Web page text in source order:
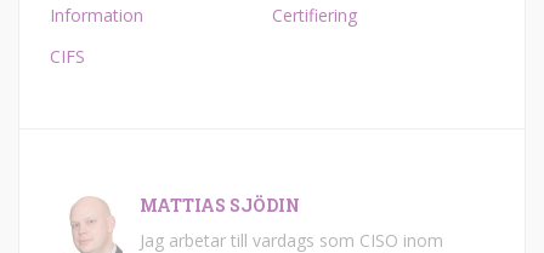
Information
Certifiering
CIFS
MATTIAS SJÖDIN
Jag arbetar till vardags som CISO inom